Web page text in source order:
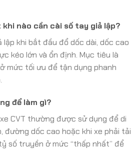
nào cần cài số tay giả lập?
lập khi bắt đầu đổ dốc dài, dốc cao
kéo lớn và ổn định. Mục tiêu là
mức tối ưu để tận dụng phanh
để làm gì?
xe CVT thường được sử dụng để di
dốc cao hoặc khi xe phải tải
số truyền ở mức “thấp nhất” để